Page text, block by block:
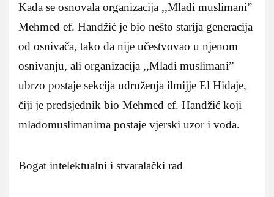
Kada se osnovala organizacija ,,Mladi muslimani”
Mehmed ef. Handžić je bio nešto starija generacija
od osnivača, tako da nije učestvovao u njenom
osnivanju, ali organizacija ,,Mladi muslimani”
ubrzo postaje sekcija udruženja ilmijje El Hidaje,
čiji je predsjednik bio Mehmed ef. Handžić koji
mladomuslimanima postaje vjerski uzor i vođa.
Bogat intelektualni i stvaralački rad